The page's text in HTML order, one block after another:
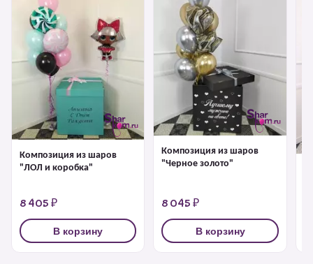
Композиция из шаров
"ЛОЛ и коробка"
8 405 ₽
В корзину
Композиция из шаров
"Черное золото"
8 045 ₽
В корзину